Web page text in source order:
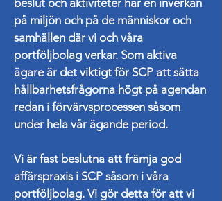
beslut och aktiviteter har en inverkan
på miljön och på de människor och
samhällen där vi och våra
portföljbolag verkar. Som aktiva
ägare är det viktigt för SCP att sätta
hållbarhetsfrågorna högt på agendan
redan i förvärvsprocessen såsom
under hela vår ägande period.
Vi är fast beslutna att främja god
affärspraxis i SCP såsom i våra
portföljbolag. Vi gör detta för att vi